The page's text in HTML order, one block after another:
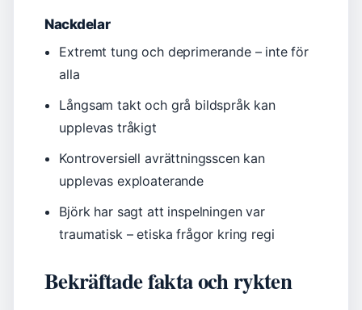
Nackdelar
Extremt tung och deprimerande – inte för
alla
Långsam takt och grå bildspråk kan
upplevas tråkigt
Kontroversiell avrättningsscen kan
upplevas exploaterande
Björk har sagt att inspelningen var
traumatisk – etiska frågor kring regi
Bekräftade fakta och rykten